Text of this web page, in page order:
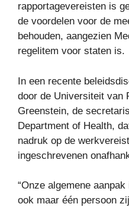
rapportagevereisten is
de voordelen voor de
behouden, aangezien
regelitem voor staten is.
In een recente
door de Universiteit van
Greenstein, de
Department of Health,
nadruk op de
ingeschrevenen
“Onze algemene
ook maar één persoon